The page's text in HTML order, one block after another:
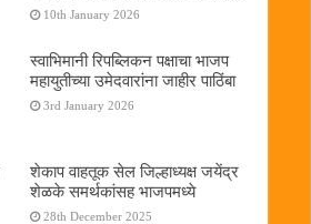
10th January 2026
स्वाभिमानी रिपब्लिकन पक्षाचा भाजप
महायुतीच्या उमेदवारांना जाहीर पाठिंबा
3rd January 2026
शेकाप वाहतूक सेल जिल्हाध्यक्ष जयेंद्र
शेळके समर्थकांसह भाजपमध्ये
28th December 2025